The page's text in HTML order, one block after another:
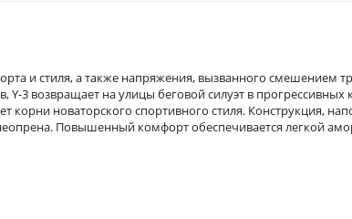
и стиля, а также напряжения, вызванного смешением
3 возвращает на улицы беговой силуэт в прогрессивных
корни новаторского спортивного стиля. Конструкция,
Повышенный комфорт обеспечивается легкой